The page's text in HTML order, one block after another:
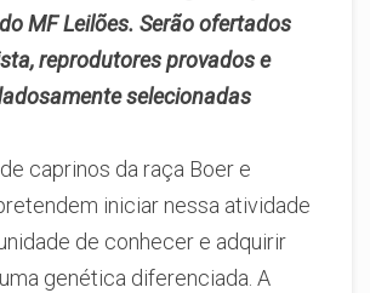
MF Leilões. Serão ofertados
reprodutores provados e
selecionadas
caprinos da raça Boer e
iniciar nessa atividade
de conhecer e adquirir
genética diferenciada. A